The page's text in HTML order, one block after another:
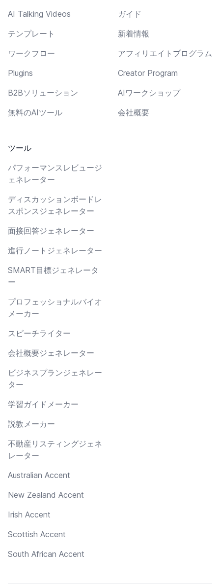
AI Talking Videos
テンプレート
ワークフロー
Plugins
B2Bソリューション
無料のAIツール
ツール
パフォーマンスレビュージ
ェネレーター
ディスカッションボードレ
スポンスジェネレーター
面接回答ジェネレーター
進行ノートジェネレーター
SMART目標ジェネレータ
ー
プロフェッショナルバイオ
メーカー
スピーチライター
会社概要ジェネレーター
ビジネスプランジェネレー
ター
学習ガイドメーカー
説教メーカー
不動産リスティングジェネ
レーター
Australian Accent
New Zealand Accent
Irish Accent
Scottish Accent
South African Accent
ガイド
新着情報
アフィリエイトプログラム
Creator Program
AIワークショップ
会社概要